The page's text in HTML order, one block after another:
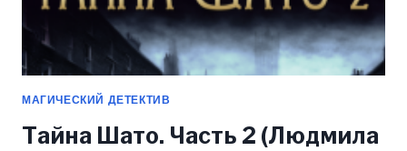
МАГИЧЕСКИЙ ДЕТЕКТИВ
Тайна Шато. Часть 2 (Людмила